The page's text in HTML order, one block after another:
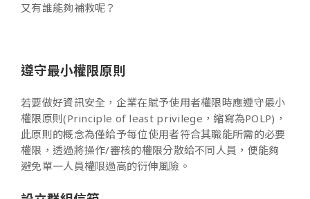
又有誰能夠補救呢？
遵守最小權限原則
若要做好資訊安全，企業在賦予使用者權限時應遵守最小
權限原則(Principle of least privilege，縮寫為POLP)，
此原則的概念為僅給予每位使用者符合其職能所需的必要
權限，透過將操作/審核的權限分散給不同人員，便能夠
避免單一人員權限過高的衍伸風險。